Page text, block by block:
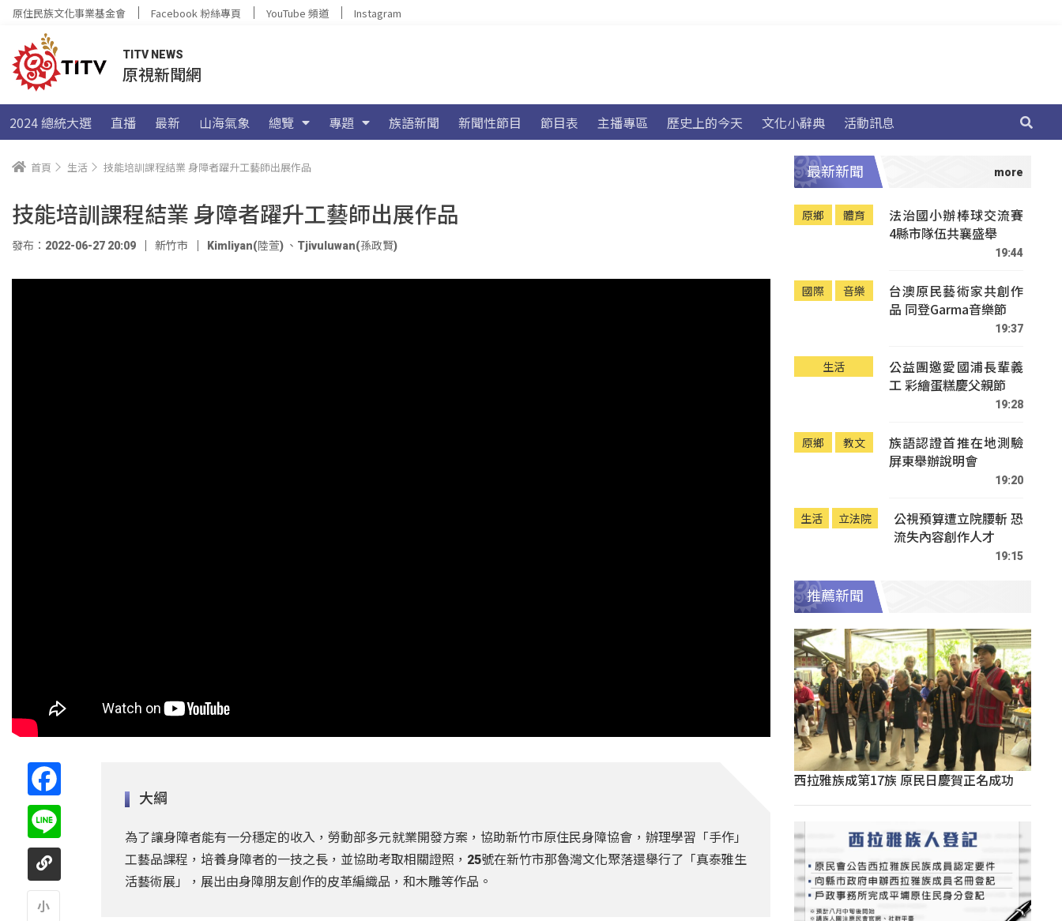
原住民族文化事業基金會 Facebook 粉絲專頁 YouTube 頻道 Instagram
TITV NEWS
原視新聞網
2024 總統大選 直播 最新 山海氣象 總覽 專題 族語新聞 新聞性節目 節目表 主播專區 歷史上的今天 文化小辭典 活動訊息
首頁 生活 技能培訓課程結業 身障者躍升工藝師出展作品
技能培訓課程結業 身障者躍升工藝師出展作品
發布：2022-06-27 20:09 新竹市 Kimliyan(陸萱) 、 Tjivuluwan(孫政賢)
大綱
為了讓身障者能有一分穩定的收入，勞動部多元就業開發方案，協助新竹市原住民身障協會，辦理學習「手作」
工藝品課程，培養身障者的一技之長，並協助考取相關證照，25號在新竹市那魯灣文化聚落還舉行了「真泰雅生
活藝術展」，展出由身障朋友創作的皮革編織品，和木雕等作品。
最新新聞
原鄉 體育
法治國小辦棒球交流賽
4縣市隊伍共襄盛舉
19:44
國際 音樂
台澳原民藝術家共創作
品 同登Garma音樂節
19:37
生活
公益團邀愛國浦長輩義
工 彩繪蛋糕慶父親節
19:28
原鄉 教文
族語認證首推在地測驗
屏東舉辦說明會
19:20
生活 立法院
公視預算遭立院腰斬 恐
流失內容創作人才
19:15
推薦新聞
西拉雅族成第17族 原民日慶賀正名成功